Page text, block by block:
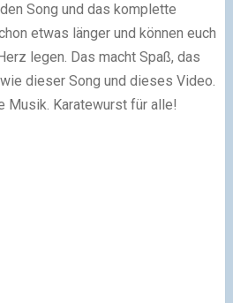
Song und das komplette
etwas länger und können euch
legen. Das macht Spaß, das
dieser Song und dieses Video.
Musik. Karatewurst für alle!